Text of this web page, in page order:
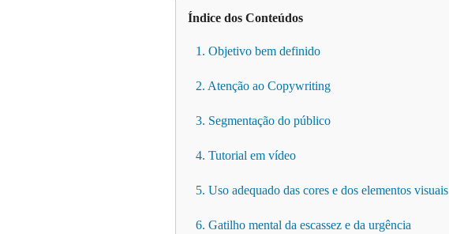
Índice dos Conteúdos
1. Objetivo bem definido
2. Atenção ao Copywriting
3. Segmentação do público
4. Tutorial em vídeo
5. Uso adequado das cores e dos elementos visuais
6. Gatilho mental da escassez e da urgência